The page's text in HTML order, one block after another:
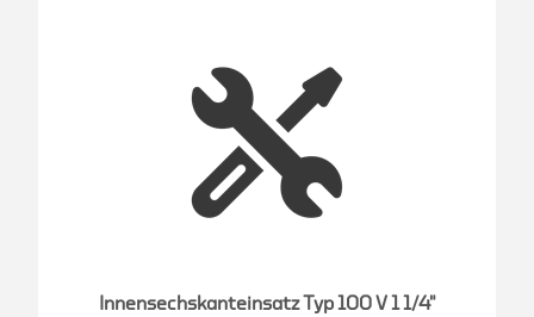
Innensechskanteinsatz Typ 100 V 1 1/4"